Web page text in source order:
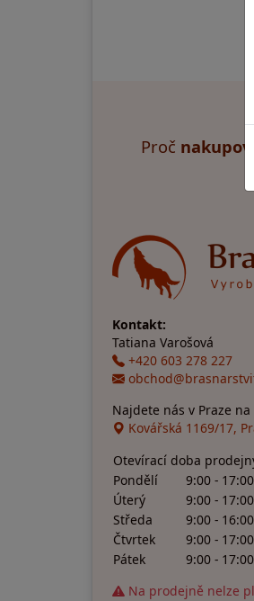
Proč
Kontakt:
Tatiana Varošová
+420 603 278 227
Najdete nás v Praze na
Kovářská 1169/17,
Otevírací doba
Pondělí
9:00 - 17:00
Úterý
9:00 - 17:00
Středa
9:00 - 16:00
Čtvrtek
9:00 - 17:00
Pátek
9:00 - 17:00
Na prodejně nelze